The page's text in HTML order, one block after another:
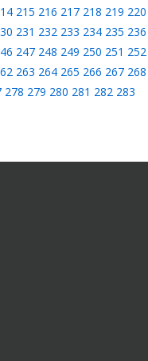
215 216 217 218 219 220
231 232 233 234 235 236
247 248 249 250 251 252
263 264 265 266 267 268
278 279 280 281 282 283